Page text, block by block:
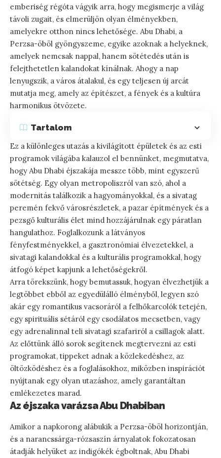
emberiség régóta vágyik arra, hogy megismerje a világ
távoli zugait, és elmerüljön olyan élményekben,
amelyekre otthon nincs lehetősége. Abu Dhabi, a
Perzsa-öböl gyöngyszeme, egyike azoknak a helyeknek,
amelyek nemcsak nappal, hanem sötétedés után is
felejthetetlen kalandokat kínálnak. Ahogy a nap
lenyugszik, a város átalakul, és egy teljesen új arcát
mutatja meg, amely az építészet, a fények és a kultúra
harmonikus ötvözete.
Tartalom
Ez a különleges utazás a kivilágított épületek és az esti
programok világába kalauzol el bennünket, megmutatva,
hogy Abu Dhabi éjszakája messze több, mint egyszerű
sötétség. Egy olyan metropoliszról van szó, ahol a
modernitás találkozik a hagyományokkal, és a sivatag
peremén fekvő városrészletek, a pazar építmények és a
pezsgő kulturális élet mind hozzájárulnak egy páratlan
hangulathoz. Foglalkozunk a látványos
fényfestményekkel, a gasztronómiai élvezetekkel, a
sivatagi kalandokkal és a kulturális programokkal, hogy
átfogó képet kapjunk a lehetőségekről.
Arra törekszünk, hogy bemutassuk, hogyan élvezhetjük a
legtöbbet ebből az egyedülálló élményből, legyen szó
akár egy romantikus vacsoráról a felhőkarcolók tetején,
egy spirituális sétáról egy csodálatos mecsetben, vagy
egy adrenalinnal teli sivatagi szafariról a csillagok alatt.
Az előttünk álló sorok segítenek megtervezni az esti
programokat, tippeket adnak a közlekedéshez, az
öltözködéshez és a foglalásokhoz, miközben inspirációt
nyújtanak egy olyan utazáshoz, amely garantáltan
emlékezetes marad.
Az éjszaka varázsa Abu Dhabiban
Amikor a napkorong alábukik a Perzsa-öböl horizontján,
és a narancssárga-rózsaszín árnyalatok fokozatosan
átadják helyüket az indigókék égboltnak, Abu Dhabi